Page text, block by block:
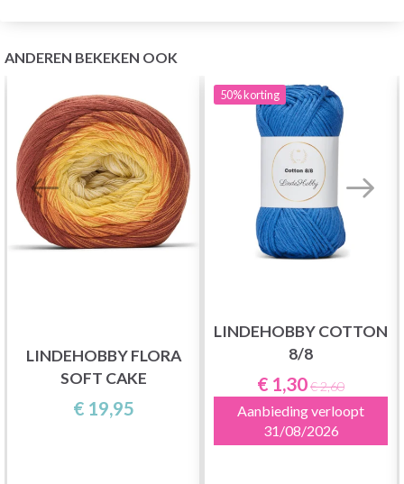
ANDEREN BEKEKEN OOK
LINDEHOBBY FLORA
SOFT CAKE
€ 19,95
50%korting
LINDEHOBBY COTTON
8/8
€ 1,30€ 2,60
Aanbieding verloopt
31/08/2026